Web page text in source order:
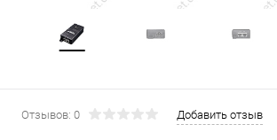
Отзывов: 0 Добавить отзыв